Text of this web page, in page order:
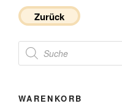
Zurück
Products
search
WARENKORB